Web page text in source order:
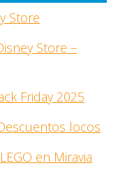
Store
Store –
Friday 2025
locos
en Miravia